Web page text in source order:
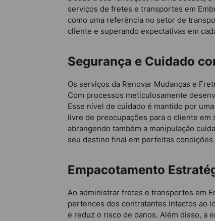
serviços de fretes e transportes em
como uma referência no setor de
cliente e superando expectativas em
Segurança e Cuidado
Os serviços da Renovar Mudanças e
Com processos meticulosamente
Esse nível de cuidado é mantido por
livre de preocupações para o cliente
abrangendo também a manipulação
seu destino final em perfeitas
Empacotamento
Ao administrar fretes e transportes em
pertences dos contratantes intactos ao
e reduz o risco de danos. Além disso, a